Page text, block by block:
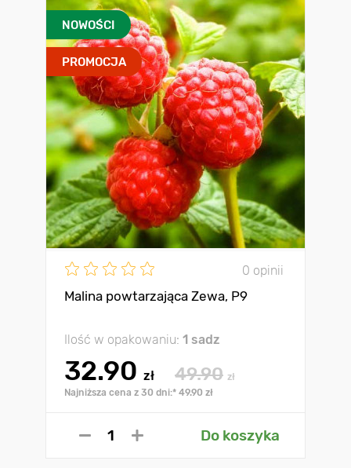
NOWOŚCI
PROMOCJA
0 opinii
Malina powtarzająca Zewa, P9
Ilość w opakowaniu: 1 sadz
32.90 zł 49.90 zł
Najniższa cena z 30 dni:* 49.90 zł
Do koszyka